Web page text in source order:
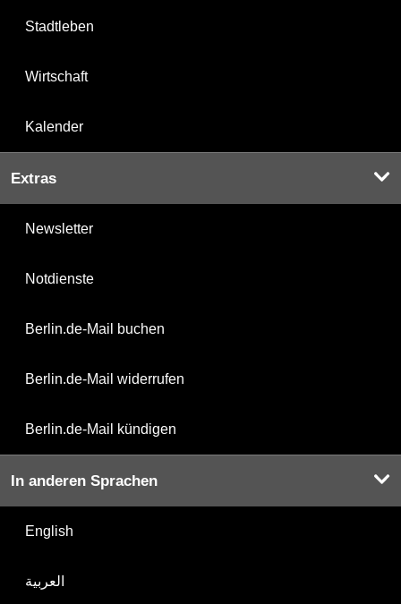
Stadtleben
Wirtschaft
Kalender
Extras
Newsletter
Notdienste
Berlin.de-Mail buchen
Berlin.de-Mail widerrufen
Berlin.de-Mail kündigen
In anderen Sprachen
English
العربية